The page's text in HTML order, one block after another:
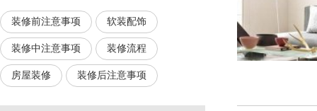
装修前注意事项 软装配饰
装修中注意事项 装修流程
房屋装修 装修后注意事项